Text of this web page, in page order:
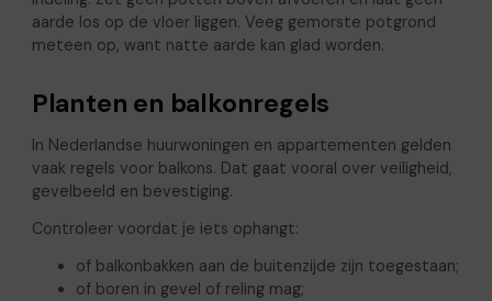
aarde los op de vloer liggen. Veeg gemorste potgrond
meteen op, want natte aarde kan glad worden.
Planten en balkonregels
In Nederlandse huurwoningen en appartementen gelden
vaak regels voor balkons. Dat gaat vooral over veiligheid,
gevelbeeld en bevestiging.
Controleer voordat je iets ophangt:
of balkonbakken aan de buitenzijde zijn toegestaan;
of boren in gevel of reling mag;